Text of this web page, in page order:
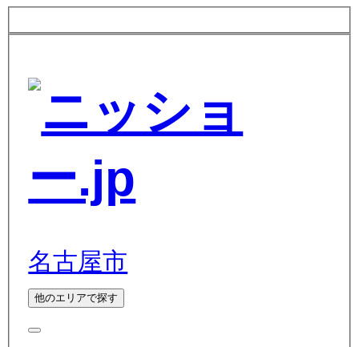
名古屋市
他のエリアで探す